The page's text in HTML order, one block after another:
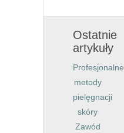
Ostatnie
artykuły
Profesjonalne
metody
pielęgnacji
skóry
Zawód